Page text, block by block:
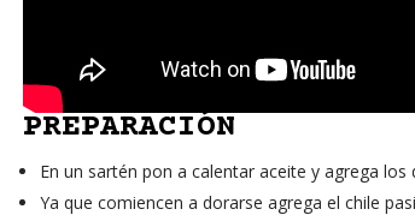
PREPARACIÓN
En un sartén pon a calentar aceite y agrega los
Ya que comiencen a dorarse agrega el chile